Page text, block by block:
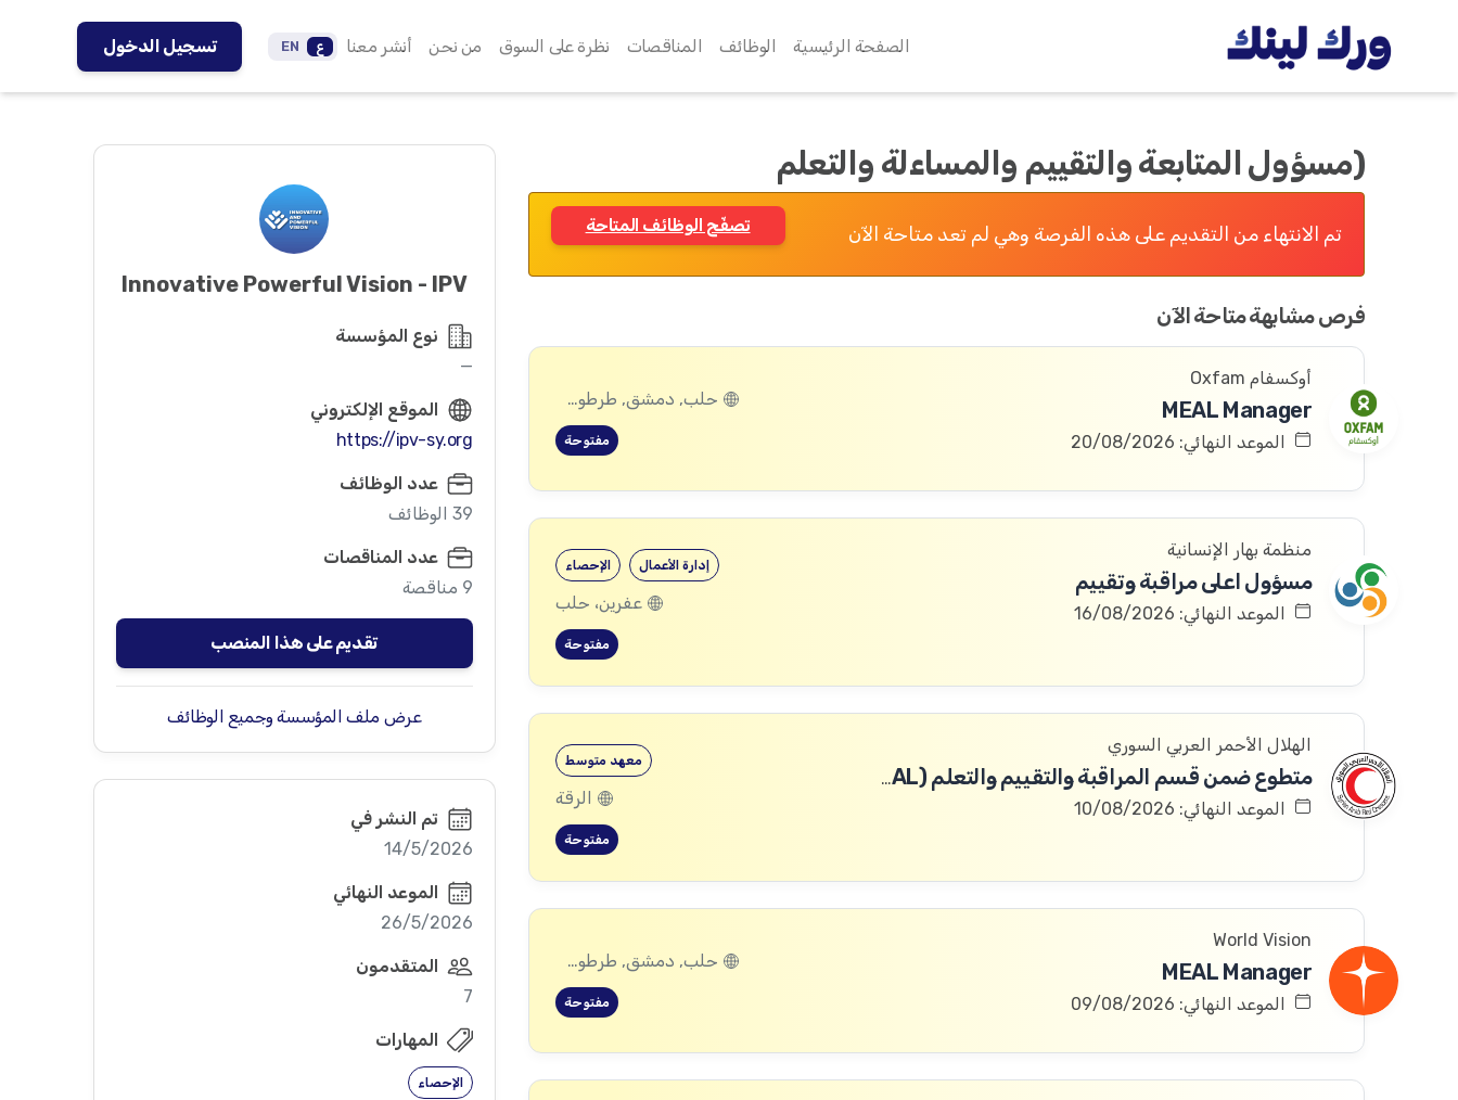
الصفحة الرئيسية الوظائف المناقصات نظرة على السوق من نحن أنشر معنا ع EN تسجيل الدخول
(مسؤول المتابعة والتقييم والمساءلة والتعلم
تم الانتهاء من التقديم على هذه الفرصة وهي لم تعد متاحة الآن تصفّح الوظائف المتاحة
فرص مشابهة متاحة الآن
أوكسفام Oxfam
MEAL Manager
الموعد النهائي: 20/08/2026
حلب, دمشق, طرطوس, ريف دمشق, ديرالزور, درعا, السويداء, إدلب, القنيطرة, اللاذقية, الرقة, حمص, الحسكة, حماة
مفتوحة
منظمة بهار الإنسانية
مسؤول اعلى مراقبة وتقييم
الموعد النهائي: 16/08/2026
الإحصاء إدارة الأعمال
عفرين، حلب
مفتوحة
الهلال الأحمر العربي السوري
متطوع ضمن قسم المراقبة والتقييم والتعلم (MEAL)
الموعد النهائي: 10/08/2026
معهد متوسط
الرقة
مفتوحة
World Vision
MEAL Manager
الموعد النهائي: 09/08/2026
حلب, دمشق, طرطوس, ريف دمشق, ديرالزور, درعا, السويداء, إدلب, القنيطرة, اللاذقية, الرقة, حمص, الحسكة, حماة
مفتوحة
Innovative Powerful Vision - IPV
نوع المؤسسة
—
الموقع الإلكتروني
https://ipv-sy.org
عدد الوظائف
39 الوظائف
عدد المناقصات
9 مناقصة
تقديم على هذا المنصب
عرض ملف المؤسسة وجميع الوظائف
تم النشر في
14/5/2026
الموعد النهائي
26/5/2026
المتقدمون
7
المهارات
الإحصاء